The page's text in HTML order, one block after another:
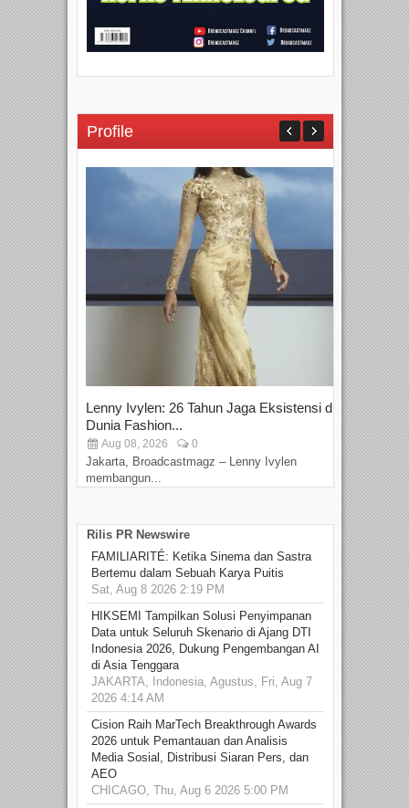
Profile
Lenny Ivylen: 26 Tahun Jaga Eksistensi di
Dunia Fashion...
Aug 08, 2026 0
Jakarta, Broadcastmagz – Lenny Ivylen
membangun...
Rilis PR Newswire
FAMILIARITÉ: Ketika Sinema dan Sastra
Bertemu dalam Sebuah Karya Puitis
Sat, Aug 8 2026 2:19 PM
HIKSEMI Tampilkan Solusi Penyimpanan
Data untuk Seluruh Skenario di Ajang DTI
Indonesia 2026, Dukung Pengembangan AI
di Asia Tenggara
JAKARTA, Indonesia, Agustus, Fri, Aug 7
2026 4:14 AM
Cision Raih MarTech Breakthrough Awards
2026 untuk Pemantauan dan Analisis
Media Sosial, Distribusi Siaran Pers, dan
AEO
CHICAGO, Thu, Aug 6 2026 5:00 PM